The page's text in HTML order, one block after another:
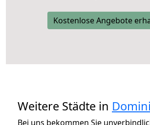
Kostenlose Angebote
Weitere Städte in
Bei uns bekommen Sie